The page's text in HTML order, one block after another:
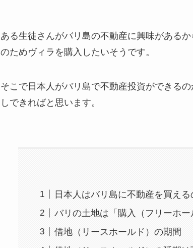
ある生徒さんがバリ島の不動産に興味がある
のためヴィラを購入したいそうです。
そこで日本人がバリ島で不動産投資ができる
しできればと思います。
日本人はバリ島に不動産を買える
バリの土地は「購入（フリーホ
借地（リースホールド）の期間